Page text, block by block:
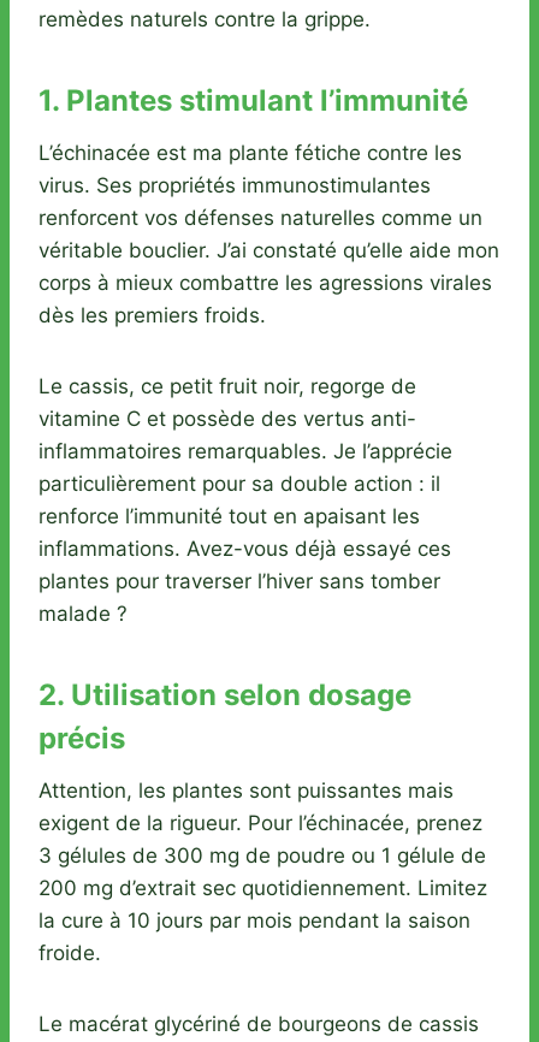
remèdes naturels contre la grippe.
1. Plantes stimulant l’immunité
L’échinacée est ma plante fétiche contre les
virus. Ses propriétés immunostimulantes
renforcent vos défenses naturelles comme un
véritable bouclier. J’ai constaté qu’elle aide mon
corps à mieux combattre les agressions virales
dès les premiers froids.
Le cassis, ce petit fruit noir, regorge de
vitamine C et possède des vertus anti-
inflammatoires remarquables. Je l’apprécie
particulièrement pour sa double action : il
renforce l’immunité tout en apaisant les
inflammations. Avez-vous déjà essayé ces
plantes pour traverser l’hiver sans tomber
malade ?
2. Utilisation selon dosage
précis
Attention, les plantes sont puissantes mais
exigent de la rigueur. Pour l’échinacée, prenez
3 gélules de 300 mg de poudre ou 1 gélule de
200 mg d’extrait sec quotidiennement. Limitez
la cure à 10 jours par mois pendant la saison
froide.
Le macérat glycériné de bourgeons de cassis